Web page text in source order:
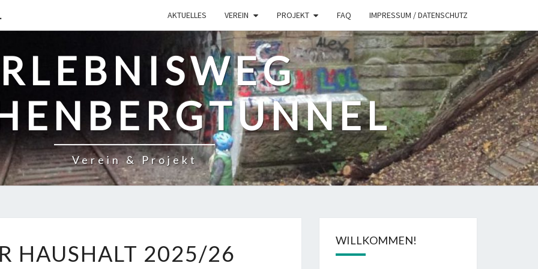
AKTUELLES VEREIN PROJEKT FAQ IMPRESSUM / DATENSCHUTZ
Verein & Projekt
HAUSHALT
HAUSHALT 2025/26 WILLKOMMEN!